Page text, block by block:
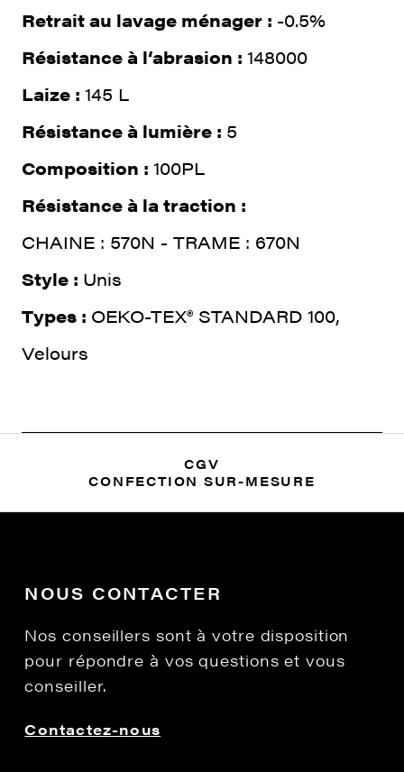
Retrait au lavage ménager : -0.5%
Résistance à l‘abrasion : 148000
Laize : 145 L
Résistance à lumière : 5
Composition : 100PL
Résistance à la traction :
CHAINE : 570N - TRAME : 670N
Style : Unis
Types : OEKO-TEX® STANDARD 100,
Velours
CGV
CONFECTION SUR-MESURE
NOUS CONTACTER
Nos conseillers sont à votre disposition
pour répondre à vos questions et vous
conseiller.
Contactez-nous